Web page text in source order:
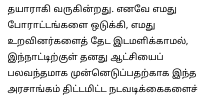
தயாராகி வருகின்றது. எனவே எமது
போராட்டங்களை ஒடுக்கி, எமது
உறவினர்களைத் தேட இடமளிக்காமல்,
இந்நாட்டிற்குள் தனது ஆட்சியைப்
பலவந்தமாக முன்னெடுப்பதற்காக இந்த
அரசாங்கம் திட்டமிட்ட நடவடிக்கைகளைச்